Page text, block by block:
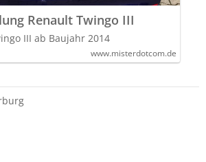
Renault Twingo III
III ab Baujahr 2014
www.misterdotcom.de